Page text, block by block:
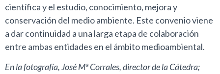
científica y el estudio, conocimiento, mejora y
conservación del medio ambiente. Este convenio viene
a dar continuidad a una larga etapa de colaboración
entre ambas entidades en el ámbito medioambiental.
En la fotografía, José Mª Corrales, director de la Cátedra;